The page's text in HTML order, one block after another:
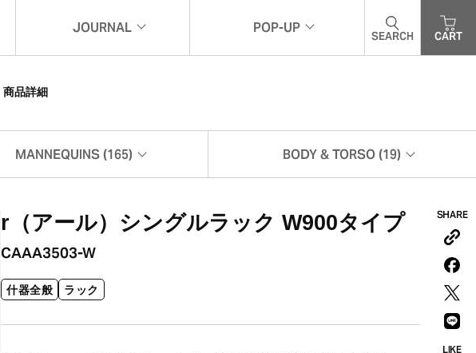
JOURNAL POP-UP SEARCH CART
商品詳細
MANNEQUINS (165) BODY & TORSO (19)
r（アール）シングルラック W900タイプ
CAAA3503-W
什器全般 ラック
SHARE
LIKE